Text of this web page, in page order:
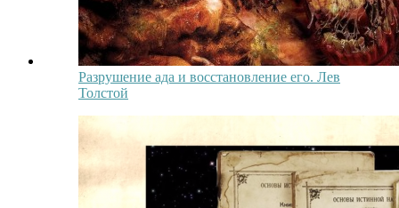
Разрушение ада и восстановление его. Лев
Толстой